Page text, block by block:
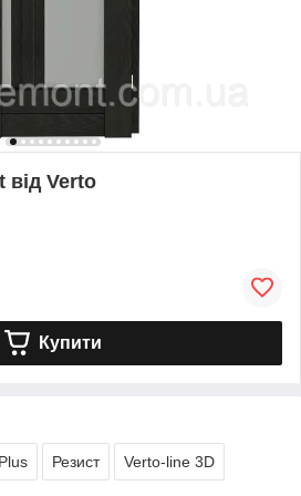
від Verto
Купити
Резист Verto-line 3D